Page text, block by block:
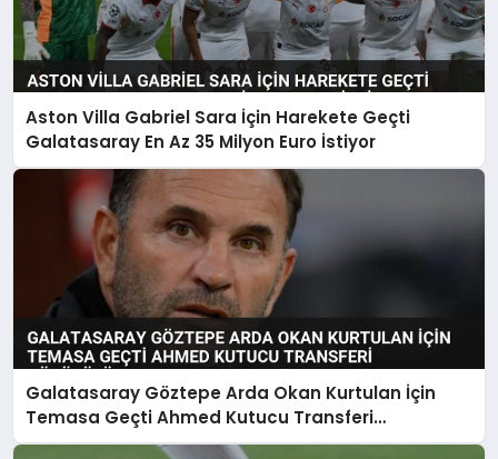
Aston Villa Gabriel Sara İçin Harekete Geçti
Galatasaray En Az 35 Milyon Euro İstiyor
Galatasaray Göztepe Arda Okan Kurtulan İçin
Temasa Geçti Ahmed Kutucu Transferi
Görüşülüyor